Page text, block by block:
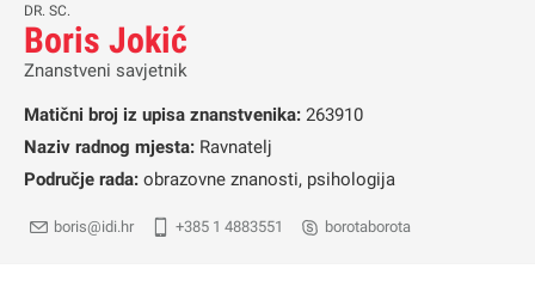
DR. SC.
Boris Jokić
Znanstveni savjetnik
Matični broj iz upisa znanstvenika: 263910
Naziv radnog mjesta: Ravnatelj
Područje rada: obrazovne znanosti, psihologija
boris@idi.hr +385 1 4883551 borotaborota